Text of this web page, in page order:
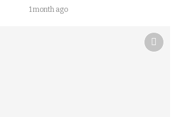
1 month ago